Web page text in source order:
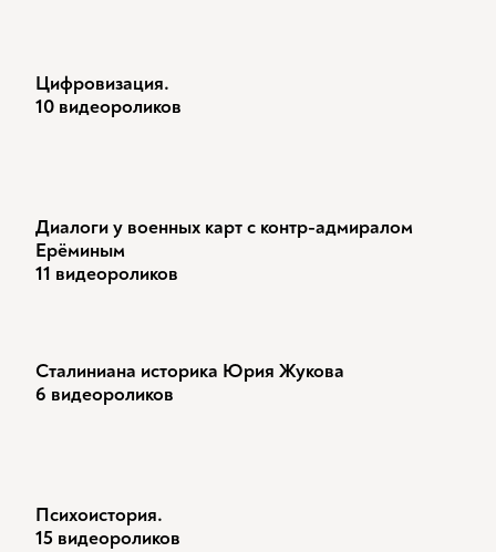
Цифровизация.
10 видеороликов
Диалоги у военных карт с контр-адмиралом
Ерёминым
11 видеороликов
Сталиниана историка Юрия Жукова
6 видеороликов
Психоистория.
15 видеороликов